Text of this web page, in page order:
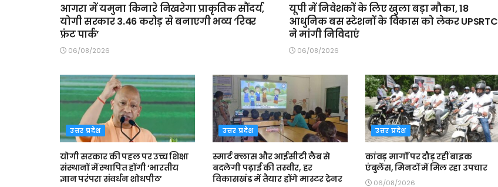
आगरा में यमुना किनारे निखरेगा प्राकृतिक सौंदर्य,
योगी सरकार 3.46 करोड़ से बनाएगी भव्य ‘रिवर
फ्रंट पार्क’
06/08/2026
यूपी में निवेशकों के लिए खुला बड़ा मौका, 18
आधुनिक बस स्टेशनों के विकास को लेकर UPSRTC
ने मांगी निविदाएं
06/08/2026
उत्तर प्रदेश
योगी सरकार की पहल पर उच्च शिक्षा
संस्थानों में स्थापित होंगी ‘भारतीय
ज्ञान परंपरा संवर्धन शोधपीठ’
उत्तर प्रदेश
स्मार्ट क्लास और आईसीटी लैब से
बदलेगी पढ़ाई की तस्वीर, हर
विकासखंड में तैयार होंगे मास्टर ट्रेनर
उत्तर प्रदेश
कांवड़ मार्गों पर दौड़ रहीं बाइक
एंबुलेंस, मिनटों में मिल रहा उपचार
06/08/2026